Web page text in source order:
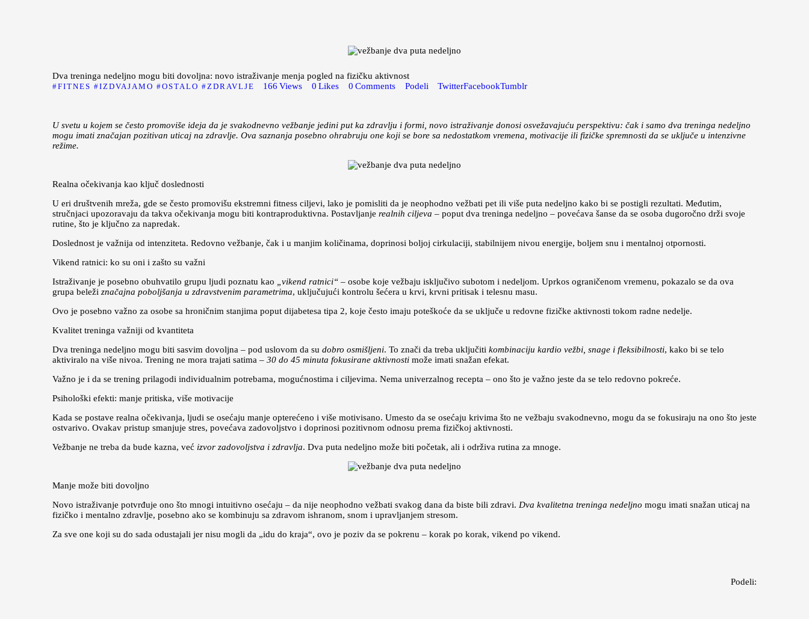
Dva treninga nedeljno mogu biti dovoljna: novo istraživanje menja pogled na fizičku aktivnost
FITNES IZDVAJAMO OSTALO ZDRAVLJE 166 Views 0 Likes 0 Comments Podeli TwitterFacebookTumblr
U svetu u kojem se često promoviše ideja da je svakodnevno vežbanje jedini put ka zdravlju i formi, novo istraživanje donosi osvežavajuću perspektivu: čak i samo dva treninga nedeljno
mogu imati značajan pozitivan uticaj na zdravlje. Ova saznanja posebno ohrabruju one koji se bore sa nedostatkom vremena, motivacije ili fizičke spremnosti da se uključe u intenzivne
režime.
Realna očekivanja kao ključ doslednosti
U eri društvenih mreža, gde se često promovišu ekstremni fitness ciljevi, lako je pomisliti da je neophodno vežbati pet ili više puta nedeljno kako bi se postigli rezultati. Međutim,
stručnjaci upozoravaju da takva očekivanja mogu biti kontraproduktivna. Postavljanje realnih ciljeva – poput dva treninga nedeljno – povećava šanse da se osoba dugoročno drži svoje
rutine, što je ključno za napredak.
Doslednost je važnija od intenziteta. Redovno vežbanje, čak i u manjim količinama, doprinosi boljoj cirkulaciji, stabilnijem nivou energije, boljem snu i mentalnoj otpornosti.
Vikend ratnici: ko su oni i zašto su važni
Istraživanje je posebno obuhvatilo grupu ljudi poznatu kao
„vikend ratnici“ – osobe koje vežbaju isključivo subotom i nedeljom. Uprkos ograničenom vremenu, pokazalo se da ova
grupa beleži značajna poboljšanja u zdravstvenim parametrima, uključujući kontrolu šećera u krvi, krvni pritisak i telesnu masu.
Ovo je posebno važno za osobe sa hroničnim stanjima poput dijabetesa tipa 2, koje često imaju poteškoće da se uključe u redovne fizičke aktivnosti tokom radne nedelje.
Kvalitet treninga važniji od kvantiteta
Dva treninga nedeljno mogu biti sasvim dovoljna – pod uslovom da su dobro osmišljeni. To znači da treba uključiti kombinaciju kardio vežbi, snage i fleksibilnosti, kako bi se telo
aktiviralo na više nivoa. Trening ne mora trajati satima – 30 do 45 minuta fokusirane aktivnosti može imati snažan efekat.
Važno je i da se trening prilagodi individualnim potrebama, mogućnostima i ciljevima. Nema univerzalnog recepta – ono što je važno jeste da se telo redovno pokreće.
Psihološki efekti: manje pritiska, više motivacije
Kada se postave realna očekivanja, ljudi se osećaju manje opterećeno i više motivisano. Umesto da se osećaju krivima što ne vežbaju svakodnevno, mogu da se fokusiraju na ono što jeste
ostvarivo. Ovakav pristup smanjuje stres, povećava zadovoljstvo i doprinosi pozitivnom odnosu prema fizičkoj aktivnosti.
Vežbanje ne treba da bude kazna, već izvor zadovoljstva i zdravlja. Dva puta nedeljno može biti početak, ali i održiva rutina za mnoge.
Manje može biti dovoljno
Novo istraživanje potvrđuje ono što mnogi intuitivno osećaju – da nije neophodno vežbati svakog dana da biste bili zdravi. Dva kvalitetna treninga nedeljno mogu imati snažan uticaj na
fizičko i mentalno zdravlje, posebno ako se kombinuju sa zdravom ishranom, snom i upravljanjem stresom.
Za sve one koji su do sada odustajali jer nisu mogli da „idu do kraja“, ovo je poziv da se pokrenu – korak po korak, vikend po vikend.
Podeli: